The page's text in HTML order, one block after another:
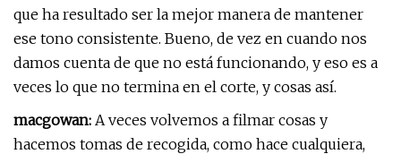
que ha resultado ser la mejor manera de mantener
ese tono consistente. Bueno, de vez en cuando nos
damos cuenta de que no está funcionando, y eso es a
veces lo que no termina en el corte, y cosas así.
macgowan: A veces volvemos a filmar cosas y
hacemos tomas de recogida, como hace cualquiera,